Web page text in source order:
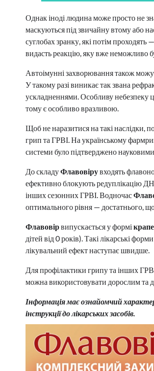
Однак іноді людина може просто не
маскуються під звичайну втому або
суглобах зранку, які потім
видасть реакцію, яку вже неможливо
Автоімунні захворювання також
У такому разі виникає так звана
ускладненнями. Особливу небезпеку
тому є особливо вразливою.
Щоб не наразитися на такі наслідки,
грип та ГРВІ. На українському
системи було підтверджено
До складуФлавовірувходять
ефективно блокують редуплікацію
інших сезонних ГРВІ. Водночас
оптимального рівня — достатнього,
Флавовірвипускається у формі
дітей від 0 років). Такі лікарські
лікувальний ефект наступає швидше.
Для профілактики грипу та інших
можна використовувати дорослим та
Інформація має ознайомчий
інструкції до лікарських засобів.